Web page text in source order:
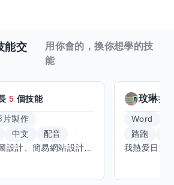
能交
用你會的，換你想學的技
能
5 個技能
片製作
中文
配音
玟琳擅
Word
路跑